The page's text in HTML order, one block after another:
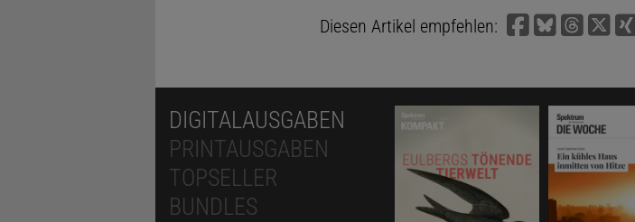
Diesen Artikel empfehlen:
DIGITALAUSGABEN
PRINTAUSGABEN
TOPSELLER
BUNDLES